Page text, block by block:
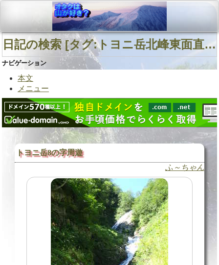
日記の検索 [タグ:トヨニ岳北峰東面直登沢 トヨニ岳北峰 日高山脈 山行記録] 01～02(02件中)
ナビゲーション
本文
メニュー
トヨニ岳8の字周遊
ふ～ちゃん